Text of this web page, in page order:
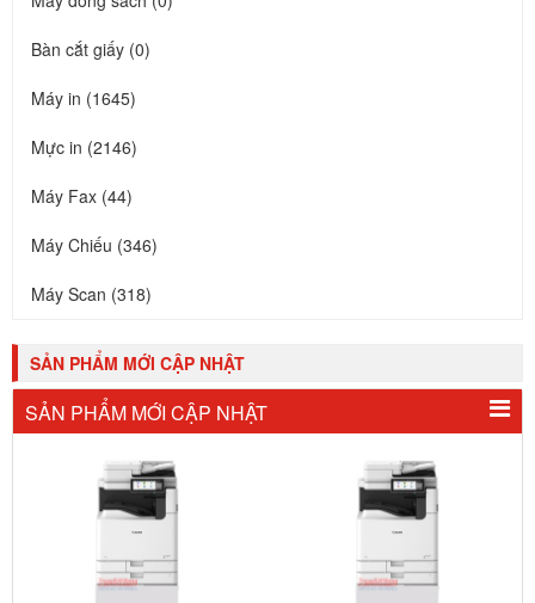
Bàn cắt giấy (0)
Máy in (1645)
Mực in (2146)
Máy Fax (44)
Máy Chiếu (346)
Máy Scan (318)
SẢN PHẨM MỚI CẬP NHẬT
SẢN PHẨM MỚI CẬP NHẬT